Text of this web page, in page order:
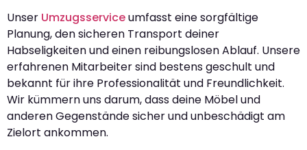
Unser Umzugsserviceumfasst eine sorgfältige
Planung, den sicheren Transport deiner
Habseligkeiten und einen reibungslosen Ablauf. Unsere
erfahrenen Mitarbeiter sind bestens geschult und
bekannt für ihre Professionalität und Freundlichkeit.
Wir kümmern uns darum, dass deine Möbel und
anderen Gegenstände sicher und unbeschädigt am
Zielort ankommen.